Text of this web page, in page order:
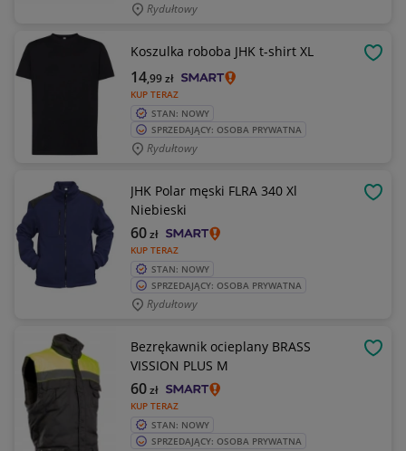
Rydułtowy
Koszulka roboba JHK t-shirt XL
KUP TERAZ
14,99zł
STAN: NOWY
SPRZEDAJĄCY: OSOBA PRYWATNA
Rydułtowy
JHK Polar męski FLRA 340 Xl
Niebieski
KUP TERAZ
60zł
STAN: NOWY
SPRZEDAJĄCY: OSOBA PRYWATNA
Rydułtowy
Bezrękawnik ocieplany BRASS
VISSION PLUS M
KUP TERAZ
60zł
STAN: NOWY
SPRZEDAJĄCY: OSOBA PRYWATNA